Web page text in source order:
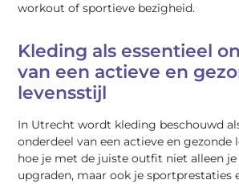
workout of sportieve bezigheid.
Kleding als essentieel
van een actieve en
levensstijl
In Utrecht wordt kleding beschouwd
onderdeel van een actieve en gezonde
hoe je met de juiste outfit niet alleen
upgraden, maar ook je sportprestaties